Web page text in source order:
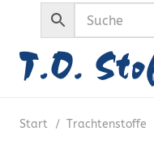
Start / Trachtenstoffe